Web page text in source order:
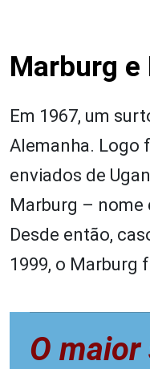
Marburg e
Em 1967, um
Alemanha. Logo
enviados de
Marburg – nome
Desde então,
1999, o Marburg
O